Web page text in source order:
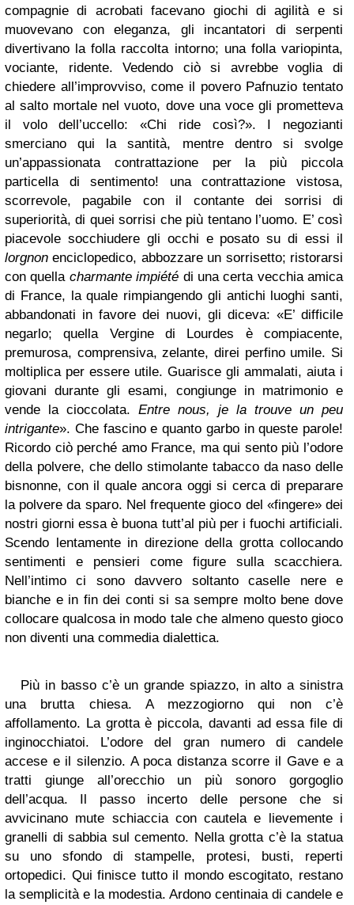
compagnie di acrobati facevano giochi di agilità e si
muovevano con eleganza, gli incantatori di serpenti
divertivano la folla raccolta intorno; una folla variopinta,
vociante, ridente. Vedendo ciò si avrebbe voglia di
chiedere all’improvviso, come il povero Pafnuzio tentato
al salto mortale nel vuoto, dove una voce gli prometteva
il volo dell’uccello: «Chi ride così?». I negozianti
smerciano qui la santità, mentre dentro si svolge
un’appassionata contrattazione per la più piccola
particella di sentimento! una contrattazione vistosa,
scorrevole, pagabile con il contante dei sorrisi di
superiorità, di quei sorrisi che più tentano l’uomo. E’ così
piacevole socchiudere gli occhi e posato su di essi il
lorgnonenciclopedico, abbozzare un sorrisetto; ristorarsi
con quella charmante impiété di una certa vecchia amica
di France, la quale rimpiangendo gli antichi luoghi santi,
abbandonati in favore dei nuovi, gli diceva: «E’ difficile
negarlo; quella Vergine di Lourdes è compiacente,
premurosa, comprensiva, zelante, direi perfino umile. Si
moltiplica per essere utile. Guarisce gli ammalati, aiuta i
giovani durante gli esami, congiunge in matrimonio e
vende la cioccolata. Entre nous, je la trouve un peu
intrigante». Che fascino e quanto garbo in queste parole!
Ricordo ciò perché amo France, ma qui sento più l’odore
della polvere, che dello stimolante tabacco da naso delle
bisnonne, con il quale ancora oggi si cerca di preparare
la polvere da sparo. Nel frequente gioco del «fingere» dei
nostri giorni essa è buona tutt’al più per i fuochi artificiali.
Scendo lentamente in direzione della grotta collocando
sentimenti e pensieri come figure sulla scacchiera.
Nell’intimo ci sono davvero soltanto caselle nere e
bianche e in fin dei conti si sa sempre molto bene dove
collocare qualcosa in modo tale che almeno questo gioco
non diventi una commedia dialettica.
Più in basso c’è un grande spiazzo, in alto a sinistra
una brutta chiesa. A mezzogiorno qui non c’è
affollamento. La grotta è piccola, davanti ad essa file di
inginocchiatoi. L’odore del gran numero di candele
accese e il silenzio. A poca distanza scorre il Gave e a
tratti giunge all’orecchio un più sonoro gorgoglio
dell’acqua. Il passo incerto delle persone che si
avvicinano mute schiaccia con cautela e lievemente i
granelli di sabbia sul cemento. Nella grotta c’è la statua
su uno sfondo di stampelle, protesi, busti, reperti
ortopedici. Qui finisce tutto il mondo escogitato, restano
la semplicità e la modestia. Ardono centinaia di candele e